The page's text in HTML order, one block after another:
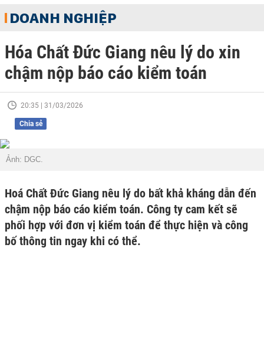
DOANH NGHIỆP
Hóa Chất Đức Giang nêu lý do xin
chậm nộp báo cáo kiểm toán
20:35 | 31/03/2026
Chia sẻ
Ảnh: DGC.
Hoá Chất Đức Giang nêu lý do bất khả kháng dẫn đến
chậm nộp báo cáo kiểm toán. Công ty cam kết sẽ
phối hợp với đơn vị kiểm toán để thực hiện và công
bố thông tin ngay khi có thể.